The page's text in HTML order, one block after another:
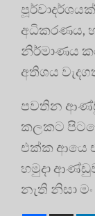
අධිකරණය,
නිර්මාණය
අතිශය
පවතින
කලකට
එක්ක ආයෙ
හමුදා
නැති නිසා